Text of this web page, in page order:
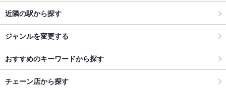
近隣の駅から探す
ジャンルを変更する
おすすめのキーワードから探す
チェーン店から探す